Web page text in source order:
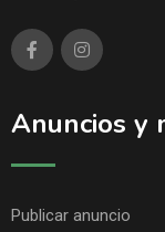
Anuncios y
Publicar anuncio